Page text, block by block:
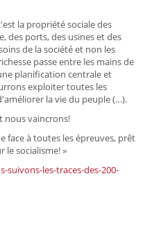
la propriété sociale des
des ports, des usines et des
de la société et non les
passe entre les mains de
planification centrale et
exploiter toutes les
la vie du peuple (…).
nous vaincrons!
face à toutes les épreuves, prêt
le socialisme! »
les-traces-des-200-